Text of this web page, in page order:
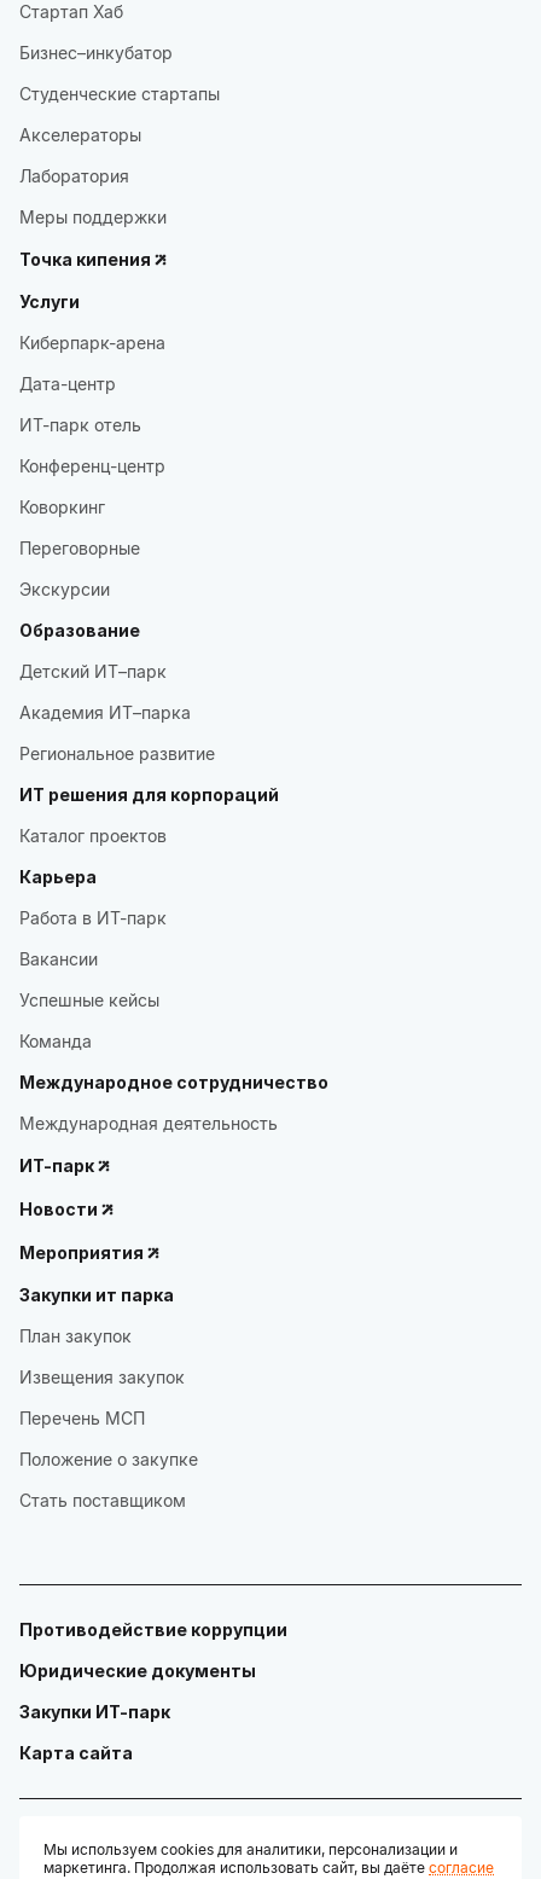
Стартап Хаб
Бизнес–инкубатор
Студенческие стартапы
Акселераторы
Лаборатория
Меры поддержки
Точка кипения
Услуги
Киберпарк-арена
Дата-центр
ИТ-парк отель
Конференц-центр
Коворкинг
Переговорные
Экскурсии
Образование
Детский ИТ–парк
Академия ИТ–парка
Региональное развитие
ИТ решения для корпораций
Каталог проектов
Карьера
Работа в ИТ-парк
Вакансии
Успешные кейсы
Команда
Международное сотрудничество
Международная деятельность
ИТ-парк
Новости
Мероприятия
Закупки ит парка
План закупок
Извещения закупок
Перечень МСП
Положение о закупке
Стать поставщиком
Противодействие коррупции
Юридические документы
Закупки ИТ-парк
Карта сайта
Мы используем cookies для аналитики, персонализации и
маркетинга. Продолжая использовать сайт, вы даёте согласие